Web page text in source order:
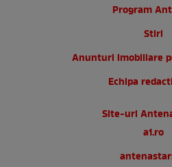
Program
Stiri
Anunturi imobiliare
Echipa
Site-uri
a1.ro